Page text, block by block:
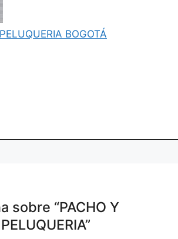
BOGOTÁ
sobre “PACHO Y